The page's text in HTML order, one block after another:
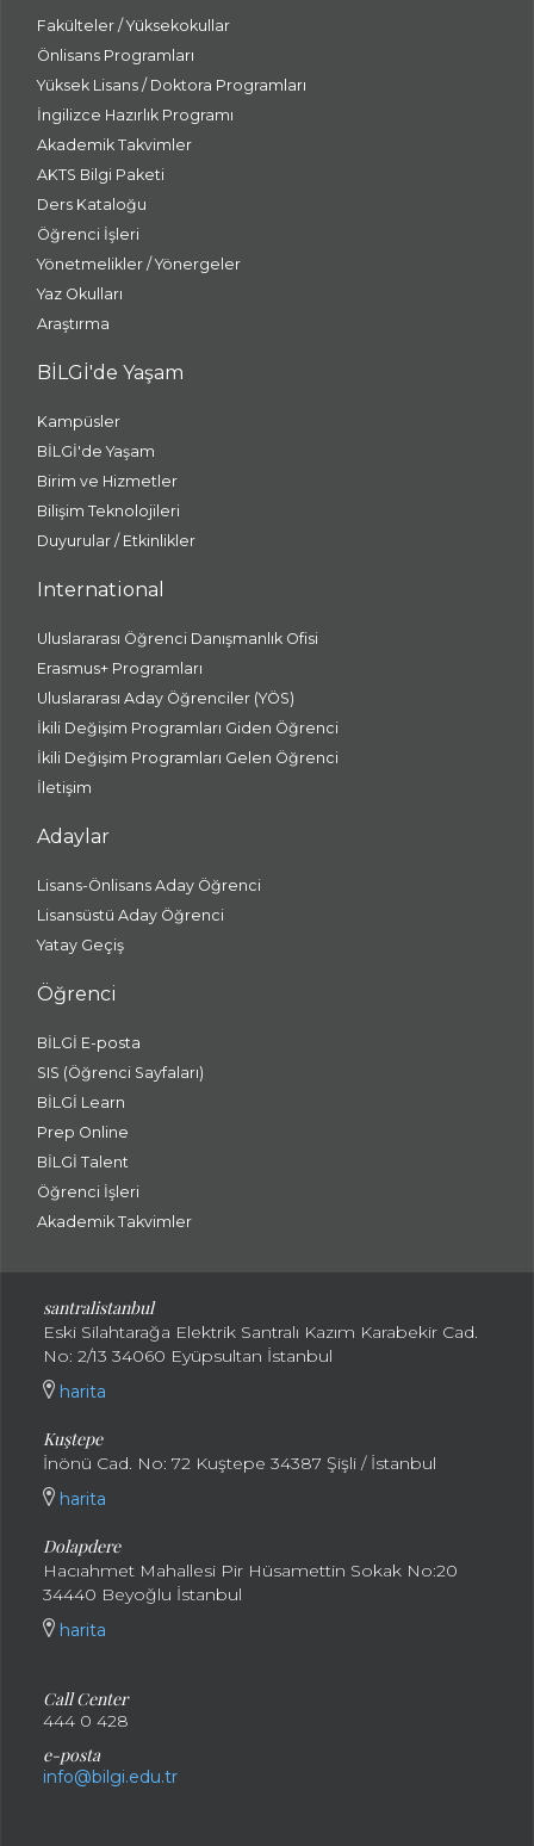
Fakülteler / Yüksekokullar
Önlisans Programları
Yüksek Lisans / Doktora Programları
İngilizce Hazırlık Programı
Akademik Takvimler
AKTS Bilgi Paketi
Ders Kataloğu
Öğrenci İşleri
Yönetmelikler / Yönergeler
Yaz Okulları
Araştırma
BİLGİ'de Yaşam
Kampüsler
BİLGİ'de Yaşam
Birim ve Hizmetler
Bilişim Teknolojileri
Duyurular / Etkinlikler
International
Uluslararası Öğrenci Danışmanlık Ofisi
Erasmus+ Programları
Uluslararası Aday Öğrenciler (YÖS)
İkili Değişim Programları Giden Öğrenci
İkili Değişim Programları Gelen Öğrenci
İletişim
Adaylar
Lisans-Önlisans Aday Öğrenci
Lisansüstü Aday Öğrenci
Yatay Geçiş
Öğrenci
BİLGİ E-posta
SIS (Öğrenci Sayfaları)
BİLGİ Learn
Prep Online
BİLGİ Talent
Öğrenci İşleri
Akademik Takvimler
santralistanbul
Eski Silahtarağa Elektrik Santralı Kazım Karabekir Cad.
No: 2/13 34060 Eyüpsultan İstanbul
harita
Kuştepe
İnönü Cad. No: 72 Kuştepe 34387 Şişli / İstanbul
harita
Dolapdere
Hacıahmet Mahallesi Pir Hüsamettin Sokak No:20
34440 Beyoğlu İstanbul
harita
Call Center
444 0 428
e-posta
info@bilgi.edu.tr